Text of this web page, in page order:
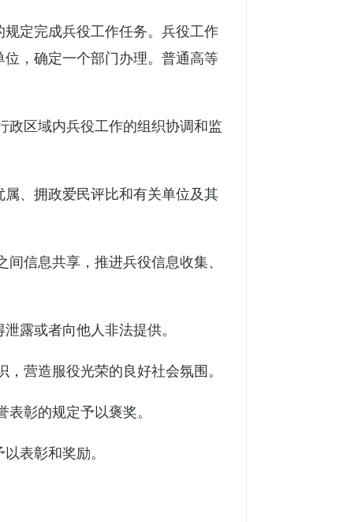
定完成兵役工作任务。兵役工作
，确定一个部门办理。普通高等
政区域内兵役工作的组织协调和监
、拥政爱民评比和有关单位及其
信息共享，推进兵役信息收集、
露或者向他人非法提供。
营造服役光荣的良好社会氛围。
彰的规定予以褒奖。
表彰和奖励。